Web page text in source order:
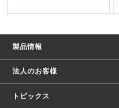
製品情報
法人のお客様
トピックス